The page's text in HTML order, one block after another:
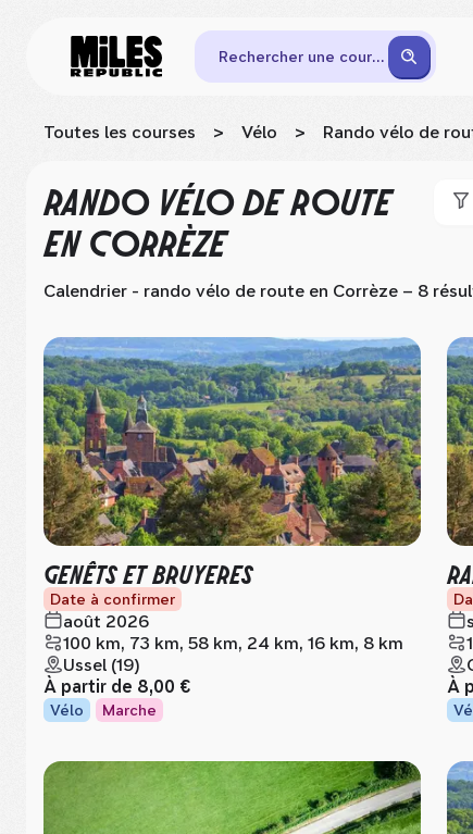
Rechercher une course
Toutes les courses > Vélo > Rando vélo de
RANDO VÉLO DE ROUTE
EN CORRÈZE
Calendrier - rando vélo de route en Corrèze – 8
GENÊTS ET BRUYERES
Date à confirmer
août 2026
100 km, 73 km, 58 km, 24 km, 16 km, 8 km
Ussel (19)
À partir de 8,00 €
Vélo Marche
À